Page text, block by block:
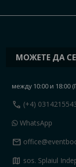
МОЖЕТЕ ДА
между 10:00 и 18:00
call (+4)
WhatsApp
mail
map sos. Splaiul